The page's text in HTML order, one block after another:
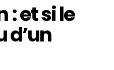
et si le
d’un